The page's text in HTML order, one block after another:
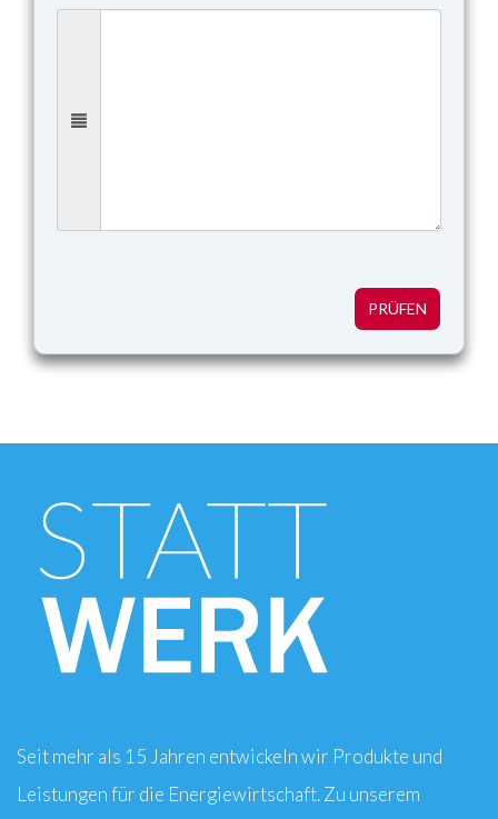
Seit mehr als 15 Jahren entwickeln wir Produkte und
Leistungen für die Energiewirtschaft. Zu unserem